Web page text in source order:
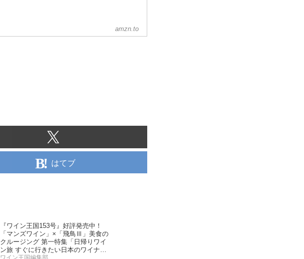
amzn.to
はてブ
『ワイン王国153号』好評発売中！
「マンズワイン」×「飛鳥Ⅲ」美食の
クルージング 第一特集「日帰りワイ
ン旅 すぐに行きたい日本のワイナリ
ワイン王国編集部